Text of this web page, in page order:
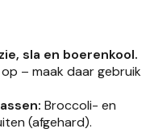
sla en boerenkool.
– maak daar gebruik
Broccoli- en
(afgehard).